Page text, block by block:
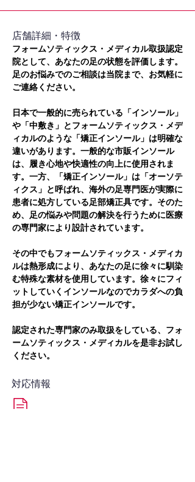
​店舗詳細・特徴
フォームソティックス・メディカル取扱認定
院として、あなたの足の状態を評価します。
足のお悩みでのご相談は当院まで、お気軽に
ご連絡ください。
日本で一般的に売られている「インソール」
や「中敷き」とフォームソティックス・メデ
ィカルのような「矯正インソール」は明確な
違いがあります。一般的な市販インソール
は、履き心地や快適性の向上に使用されま
す。一方、「矯正インソール」は「オーソテ
ィクス」と呼ばれ、海外の足専門医が実際に
患者に処方している足部矯正具です。そのた
め、足の悩みや問題の解決を行うために医療
の専門家により設計されています。
その中でもフォームソティックス・メディカ
ルは熱形成により、あなたの足に徐々に馴染
む特殊な素材を使用しています。徐々にフィ
ットしていくインソールなのでカラダへの負
担が少ない矯正インソールです。
認定された専門家のみ取扱をしている、フォ
ームソティックス・メディカルを是非お試し
ください。
対応情報